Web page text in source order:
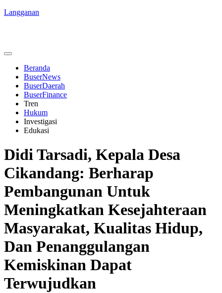
Langganan
Beranda
BuserNews
BuserDaerah
BuserFinance
Tren
Hukum
Investigasi
Edukasi
Didi Tarsadi, Kepala Desa
Cikandang: Berharap
Pembangunan Untuk
Meningkatkan Kesejahteraan
Masyarakat, Kualitas Hidup,
Dan Penanggulangan
Kemiskinan Dapat
Terwujudkan